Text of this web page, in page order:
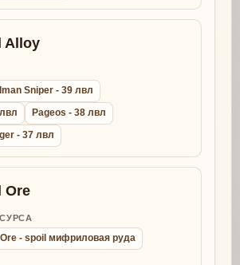
Alloy
Sniper - 39 лвл
Pageos - 38 лвл
- 37 лвл
Ore
- spoil мифриловая руда